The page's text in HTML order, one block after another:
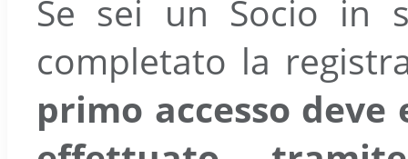
Se sei un Socio in
completato la
primo accesso